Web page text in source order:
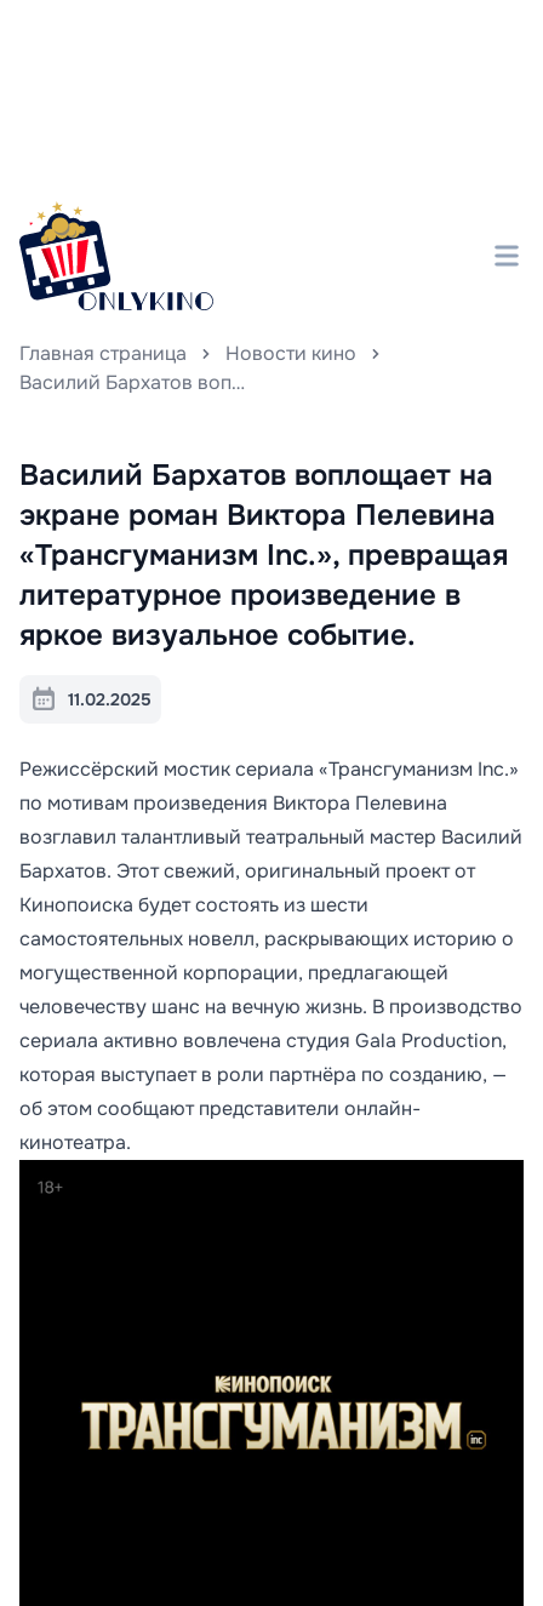
Главная страница
Новости кино
Василий Бархатов воплощает на экране роман Виктора Пелевина «Трансгуманизм Inc.», превращая литературное произведение в яркое визуальное событие.
Василий Бархатов воплощает на
экране роман Виктора Пелевина
«Трансгуманизм Inc.», превращая
литературное произведение в
яркое визуальное событие.
11.02.2025
Режиссёрский мостик сериала «Трансгуманизм Inc.»
по мотивам произведения Виктора Пелевина
возглавил талантливый театральный мастер Василий
Бархатов. Этот свежий, оригинальный проект от
Кинопоиска будет состоять из шести
самостоятельных новелл, раскрывающих историю о
могущественной корпорации, предлагающей
человечеству шанс на вечную жизнь. В производство
сериала активно вовлечена студия Gala Production,
которая выступает в роли партнёра по созданию, —
об этом сообщают представители онлайн-
кинотеатра.